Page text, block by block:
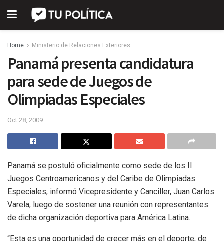
Home Ministerio de Relaciones Exteriores
Panamá presenta candidatura
para sede de Juegos de
Olimpiadas Especiales
Oct 28, 2009
Panamá se postuló oficialmente como sede de los II
Juegos Centroamericanos y del Caribe de Olimpiadas
Especiales, informó Vicepresidente y Canciller, Juan Carlos
Varela, luego de sostener una reunión con representantes
de dicha organización deportiva para América Latina.
“Esta es una oportunidad de crecer más en el deporte; de